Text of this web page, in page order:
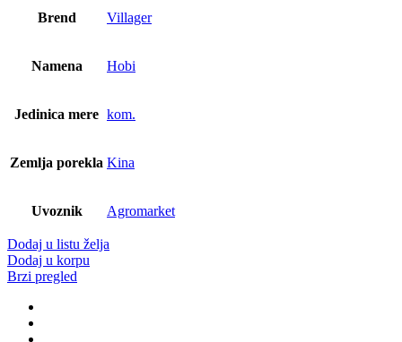
Brend Villager
Namena Hobi
Jedinica mere kom.
Zemlja porekla Kina
Uvoznik Agromarket
Dodaj u listu želja
Dodaj u korpu
Brzi pregled